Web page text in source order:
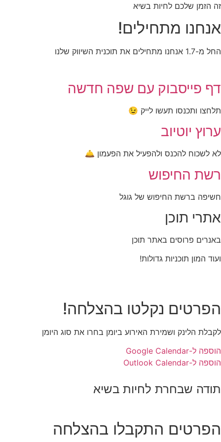
זה הזמן שלכם לחיות בשיא
אנחנו מתחילים!
החל מ-1.7 אנחנו מתחילים את תוכנית השיווק שלנו
דף פייסבוק עם שפה חדשה
תלחצו ותכנסו תעשו לייק 😉
ערוץ יוטיוב
לא לשכוח להכנס ולהפעיל את הפעמון 🛎️
רשת החיפוש
חשיפה ברשת החיפוש של גוגל
אתרי תוכן
באנרים פרוסים באתר תוכן
ועוד המון תוכניות גדולות!
הפרטים נקלטו בהצלחה!
לקבלת הלינק ושמירת האירוע ביומן בחרו את סוג היומן
הוספה ל-Google Calendar
הוספה ל-Outlook Calendar
תודה שבחרת לחיות בשיא
הפרטים התקבלו בהצלחה